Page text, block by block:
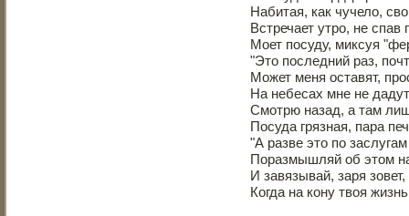
Набитая, как чучело,
Встречает утро, не
Моет посуду, миксуя
"Это последний раз,
Может меня оставят,
На небесах мне не
Смотрю назад, а там
Посуда грязная, пара
"А разве это по
Поразмышляй об этом
И завязывай, заря
Когда на кону твоя